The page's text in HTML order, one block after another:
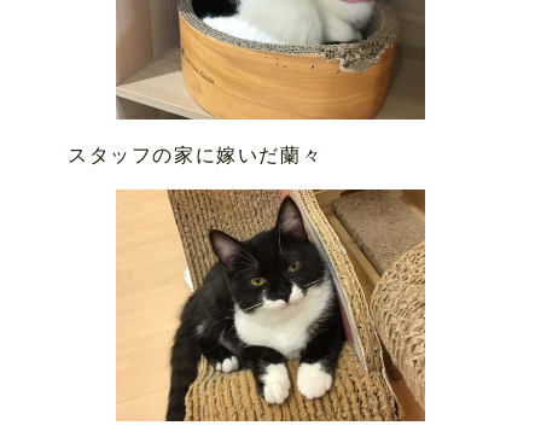
スタッフの家に嫁いだ蘭々